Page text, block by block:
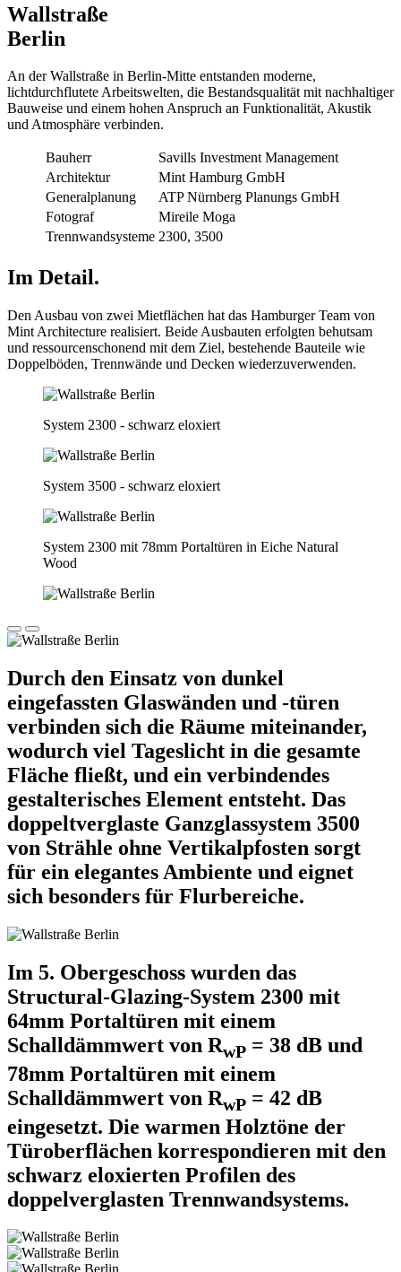
Wallstraße
Berlin
An der Wallstraße in Berlin-Mitte entstanden moderne,
lichtdurchflutete Arbeitswelten, die Bestandsqualität mit nachhaltiger
Bauweise und einem hohen Anspruch an Funktionalität, Akustik
und Atmosphäre verbinden.
Bauherr
Savills Investment Management
Architektur
Mint Hamburg GmbH
Generalplanung
ATP Nürnberg Planungs GmbH
Fotograf
Mireile Moga
Trennwandsysteme 2300, 3500
Im Detail.
Den Ausbau von zwei Mietflächen hat das Hamburger Team von
Mint Architecture realisiert. Beide Ausbauten erfolgten behutsam
und ressourcenschonend mit dem Ziel, bestehende Bauteile wie
Doppelböden, Trennwände und Decken wiederzuverwenden.
System 2300 - schwarz eloxiert
System 3500 - schwarz eloxiert
System 2300 mit 78mm Portaltüren in Eiche Natural
Wood
Durch den Einsatz von dunkel
eingefassten Glaswänden und ‑türen
verbinden sich die Räume miteinander,
wodurch viel Tageslicht in die gesamte
Fläche fließt, und ein verbindendes
gestalterisches Element entsteht. Das
doppeltverglaste Ganzglassystem 3500
von Strähle ohne Vertikalpfosten sorgt
für ein elegantes Ambiente und eignet
sich besonders für Flurbereiche.
Im 5. Obergeschoss wurden das
Structural-Glazing-System 2300 mit
64mm Portaltüren mit einem
Schalldämmwert von RwP = 38 dB und
78mm Portaltüren mit einem
Schalldämmwert von RwP = 42 dB
eingesetzt. Die warmen Holztöne der
Türoberflächen korrespondieren mit den
schwarz eloxierten Profilen des
doppelverglasten Trennwandsystems.